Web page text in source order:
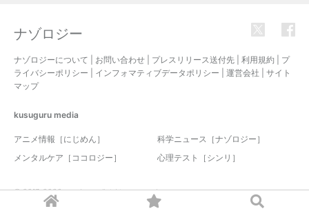
ナゾロジー
ナゾロジーについて お問い合わせ プレスリリース送付先 利用規約
プ
ライバシーポリシー
インフォマティブデータポリシー 運営会社
サイト
マップ
kusuguru media
アニメ情報［にじめん］
科学ニュース［ナゾロジー］
メンタルケア［ココロジー］
心理テスト［シンリ］
© 2017-2026 nazology. all rights reserved.